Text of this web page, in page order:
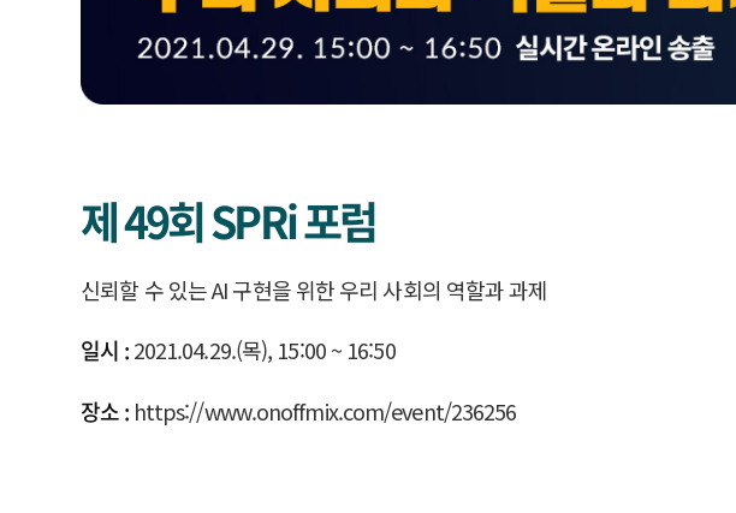
제 49회 SPRi 포럼
신뢰할 수 있는 AI 구현을 위한 우리 사회의 역할과 과제
일시 :2021.04.29.(목), 15:00 ~ 16:50
장소 :https://www.onoffmix.com/event/236256